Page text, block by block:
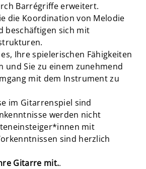
Barrégriffe erweitert.
die Koordination von Melodie
beschäftigen sich mit
Ihre spielerischen Fähigkeiten
und Sie zu einem zunehmend
mit dem Instrument zu
im Gitarrenspiel sind
werden nicht
mit
sind herzlich
Gitarre mit..